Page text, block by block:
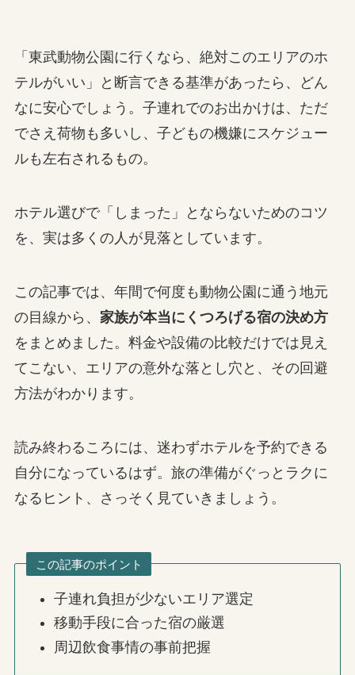
「東武動物公園に行くなら、絶対このエリアのホ
テルがいい」と断言できる基準があったら、どん
なに安心でしょう。子連れでのお出かけは、ただ
でさえ荷物も多いし、子どもの機嫌にスケジュー
ルも左右されるもの。
ホテル選びで「しまった」とならないためのコツ
を、実は多くの人が見落としています。
この記事では、年間で何度も動物公園に通う地元
の目線から、 家族が本当にくつろげる宿の決め方
をまとめました。料金や設備の比較だけでは見え
てこない、エリアの意外な落とし穴と、その回避
方法がわかります。
読み終わるころには、迷わずホテルを予約できる
自分になっているはず。旅の準備がぐっとラクに
なるヒント、さっそく見ていきましょう。
この記事のポイント
子連れ負担が少ないエリア選定
移動手段に合った宿の厳選
周辺飲食事情の事前把握